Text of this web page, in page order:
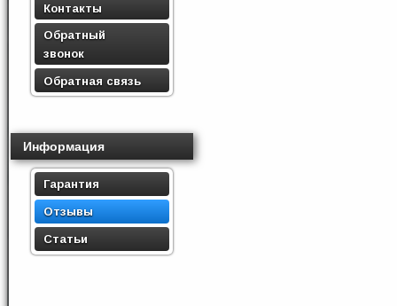
Контакты
Обратный
звонок
Обратная связь
Информация
Гарантия
Отзывы
Статьи